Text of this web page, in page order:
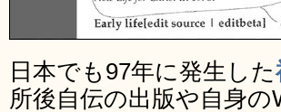
日本でも97年に発生した
所後自伝の出版や自身